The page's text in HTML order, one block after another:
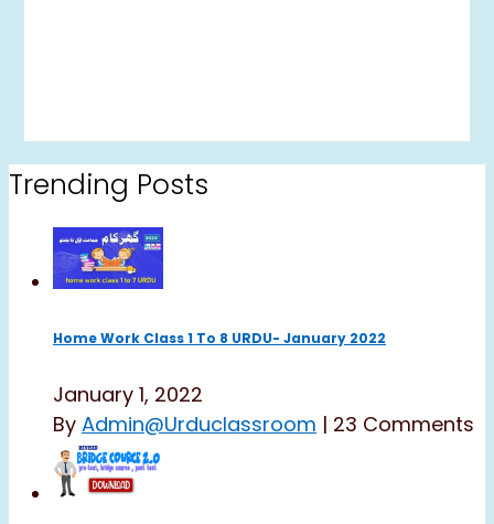
Trending Posts
Home Work Class 1 To 8 URDU- January 2022
January 1, 2022
By Admin@urduclassroom | 23 Comments